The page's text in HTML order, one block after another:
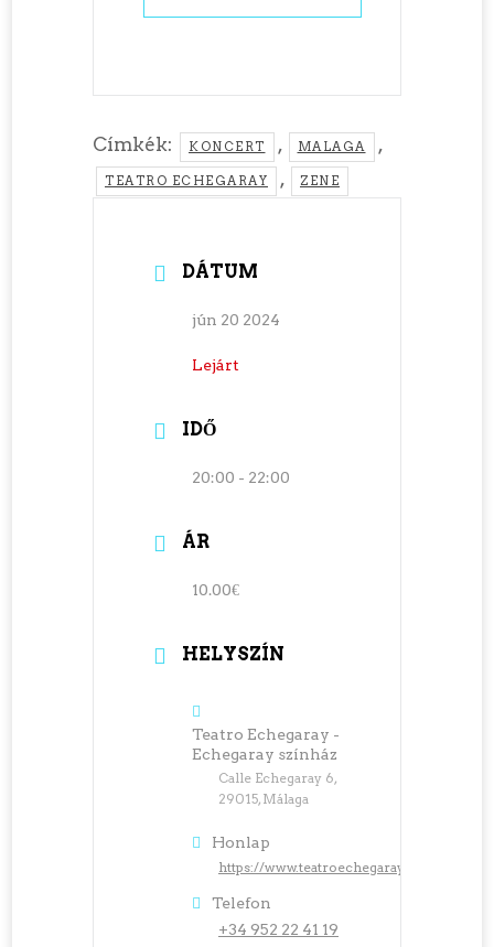
Címkék: KONCERT , MALAGA ,
TEATRO ECHEGARAY , ZENE
DÁTUM
jún 20 2024
Lejárt
IDŐ
20:00 - 22:00
ÁR
10.00€
HELYSZÍN
Teatro Echegaray -
Echegaray színház
Calle Echegaray 6,
29015, Málaga
Honlap
https://www.teatroechegaray.com/
Telefon
+34 952 22 41 19